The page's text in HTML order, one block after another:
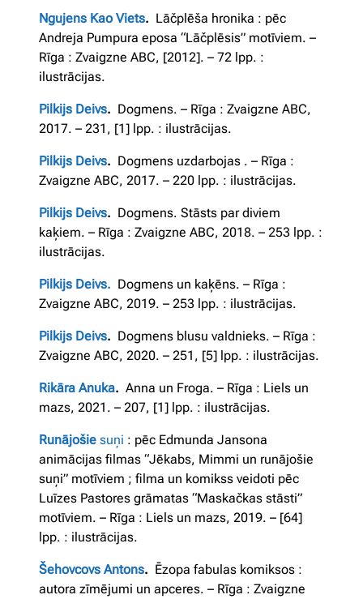
Ngujens Kao Viets. Lāčplēša hronika : pēc
Andreja Pumpura eposa “Lāčplēsis” motīviem. –
Rīga : Zvaigzne ABC, [2012]. – 72 lpp. :
ilustrācijas.
Pilkijs Deivs. Dogmens. – Rīga : Zvaigzne ABC,
2017. – 231, [1] lpp. : ilustrācijas.
Pilkijs Deivs. Dogmens uzdarbojas . – Rīga :
Zvaigzne ABC, 2017. – 220 lpp. : ilustrācijas.
Pilkijs Deivs. Dogmens. Stāsts par diviem
kaķiem. – Rīga : Zvaigzne ABC, 2018. – 253 lpp. :
ilustrācijas.
Pilkijs Deivs. Dogmens un kaķēns. – Rīga :
Zvaigzne ABC, 2019. – 253 lpp. : ilustrācijas.
Pilkijs Deivs. Dogmens blusu valdnieks. – Rīga :
Zvaigzne ABC, 2020. – 251, [5] lpp. : ilustrācijas.
Rikāra Anuka. Anna un Froga. – Rīga : Liels un
mazs, 2021. – 207, [1] lpp. : ilustrācijas.
Runājošie suņi : pēc Edmunda Jansona
animācijas filmas “Jēkabs, Mimmi un runājošie
suņi” motīviem ; filma un komikss veidoti pēc
Luīzes Pastores grāmatas “Maskačkas stāsti”
motīviem. – Rīga : Liels un mazs, 2019. – [64]
lpp. : ilustrācijas.
Šehovcovs Antons. Ēzopa fabulas komiksos :
autora zīmējumi un apceres. – Rīga : Zvaigzne